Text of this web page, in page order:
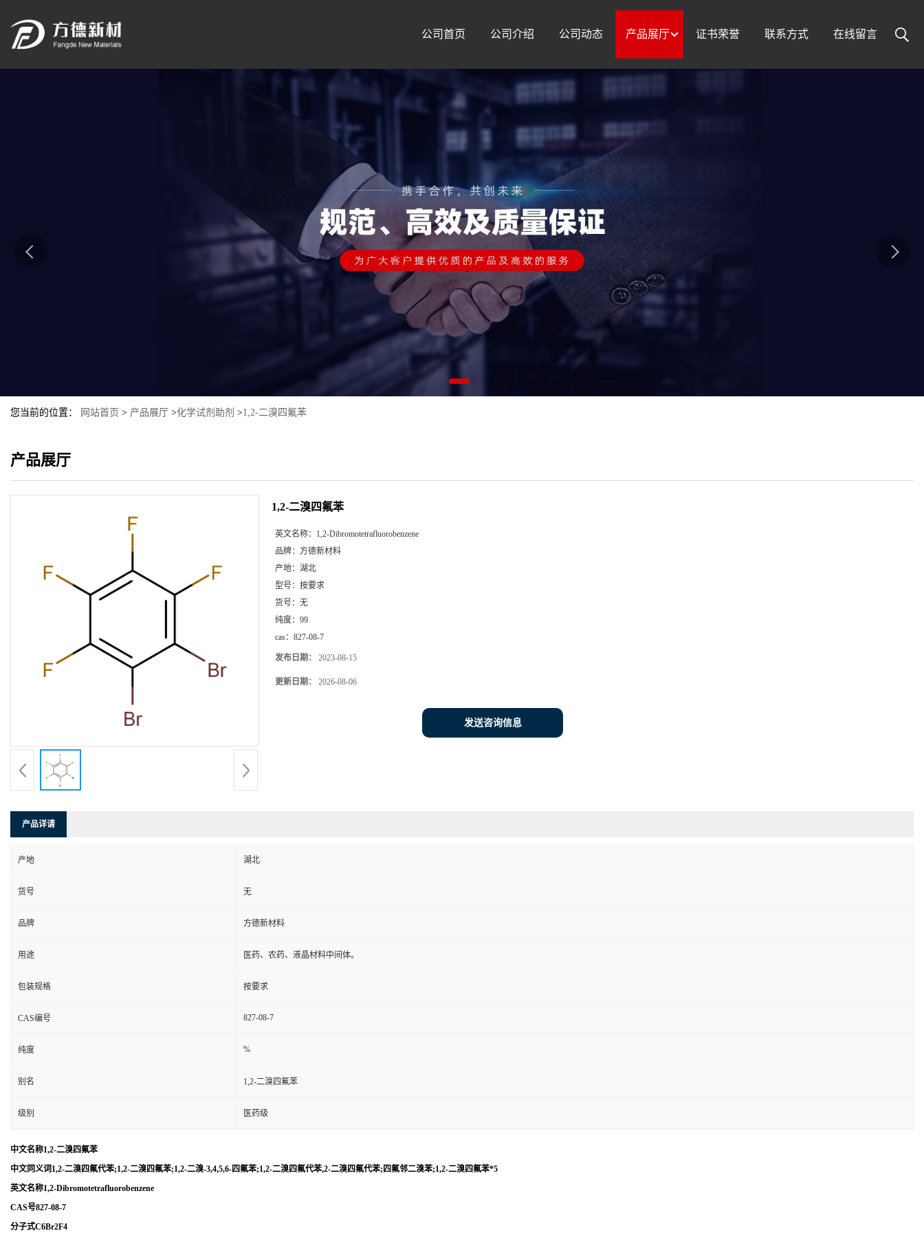
公司首页 公司介绍 公司动态 产品展厅 证书荣誉 联系方式 在线留言
您当前的位置： 网站首页 > 产品展厅 >化学试剂助剂 >1,2-二溴四氟苯
产品展厅
1,2-二溴四氟苯
英文名称： 1,2-Dibromotetrafluorobenzene
品牌： 方德新材料
产地： 湖北
型号： 按要求
货号： 无
纯度： 99
cas： 827-08-7
发布日期： 2023-08-15
更新日期： 2026-08-06
发送咨询信息
产品详请
产地 湖北
货号 无
品牌 方德新材料
用途 医药、农药、液晶材料中间体。
包装规格 按要求
CAS编号 827-08-7
纯度 %
别名 1,2-二溴四氟苯
级别 医药级
中文名称1,2-二溴四氟苯
中文同义词1,2-二溴四氟代苯;1,2-二溴四氟苯;1,2-二溴-3,4,5,6-四氟苯;1,2-二溴四氟代苯,2-二溴四氟代苯;四氟邻二溴苯;1,2-二溴四氟苯*5
英文名称1,2-Dibromotetrafluorobenzene
CAS号827-08-7
分子式C6Br2F4